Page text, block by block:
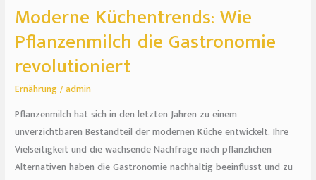
Moderne Küchentrends: Wie
Pflanzenmilch die Gastronomie
revolutioniert
Ernährung/admin
Pflanzenmilch hat sich in den letzten Jahren zu einem
unverzichtbaren Bestandteil der modernen Küche entwickelt. Ihre
Vielseitigkeit und die wachsende Nachfrage nach pflanzlichen
Alternativen haben die Gastronomie nachhaltig beeinflusst und zu